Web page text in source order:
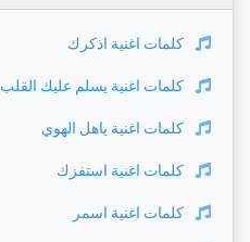
كلمات اغنية اذكرك
كلمات اغنية يسلم عليك القلب
كلمات اغنية ياهل الهوي
كلمات اغنية استفزك
كلمات اغنية اسمر